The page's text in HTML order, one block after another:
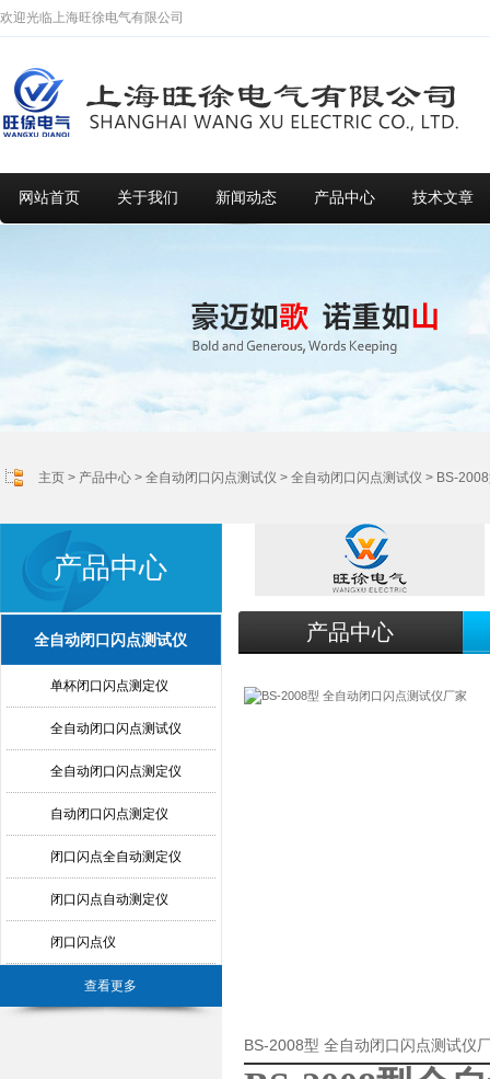
欢迎光临上海旺徐电气有限公司
网站首页 关于我们 新闻动态 产品中心 技术文章
主页 > 产品中心 > 全自动闭口闪点测试仪 > 全自动闭口闪点测试仪 > BS-
产品中心
全自动闭口闪点测试仪
单杯闭口闪点测定仪
全自动闭口闪点测试仪
全自动闭口闪点测定仪
自动闭口闪点测定仪
闭口闪点全自动测定仪
闭口闪点自动测定仪
闭口闪点仪
查看更多
产品中心
BS-2008型 全自动闭口闪点测试仪